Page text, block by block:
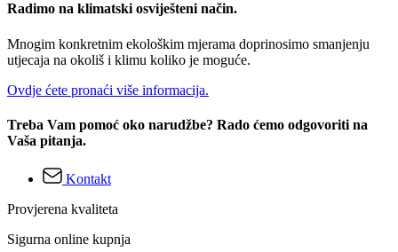
Radimo na klimatski osviješteni način.
Mnogim konkretnim ekološkim mjerama doprinosimo smanjenju
utjecaja na okoliš i klimu koliko je moguće.
Ovdje ćete pronaći više informacija.
Treba Vam pomoć oko narudžbe? Rado ćemo odgovoriti na
Vaša pitanja.
Kontakt
Provjerena kvaliteta
Sigurna online kupnja